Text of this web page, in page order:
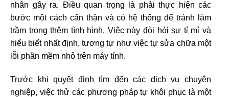
nhân gây ra. Điều quan trọng là phải thực hiện các
bước một cách cẩn thận và có hệ thống để tránh làm
trầm trọng thêm tình hình. Việc này đòi hỏi sự tỉ mỉ và
hiểu biết nhất định, tương tự như việc tự sửa chữa một
lỗi phần mềm nhỏ trên máy tính.
Trước khi quyết định tìm đến các dịch vụ chuyên
nghiệp, việc thử các phương pháp tự khôi phục là một